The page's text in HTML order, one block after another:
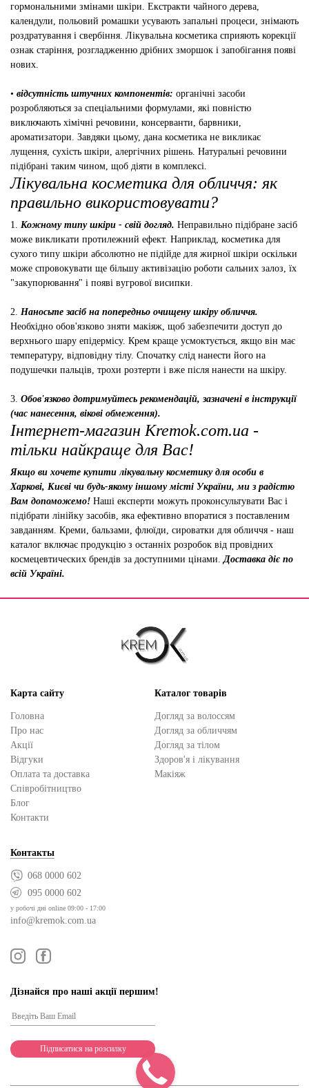
гормональними змінами шкіри. Екстракти чайного дерева,
календули, польовий ромашки усувають запальні процеси, знімають
роздратування і свербіння. Лікувальна косметика сприяють корекції
ознак старіння, розгладженню дрібних зморшок і запобігання появі
нових.
• відсутність штучних компонентів: органічні засоби
розробляються за спеціальними формулами, які повністю
виключають хімічні речовини, консерванти, барвники,
ароматизатори. Завдяки цьому, дана косметика не викликає
лущення, сухість шкіри, алергічних рішень. Натуральні речовини
підібрані таким чином, щоб діяти в комплексі.
Лікувальна косметика для обличчя: як
правильно використовувати?
1. Кожному типу шкіри - свій догляд. Неправильно підібране засіб
може викликати протилежний ефект. Наприклад, косметика для
сухого типу шкіри абсолютно не підійде для жирної шкіри оскільки
може спровокувати ще більшу активізацію роботи сальних залоз, їх
"закупорювання" і появі вугрової висипки.
2.
Наносьте засіб на попередньо очищену шкіру обличчя.
Необхідно обов'язково зняти макіяж, щоб забезпечити доступ до
верхнього шару епідермісу. Крем краще усмоктується, якщо він має
температуру, відповідну тілу. Спочатку слід нанести його на
подушечки пальців, трохи розтерти і вже після нанести на шкіру.
3. Обов'язково дотримуйтесь рекомендацій, зазначені в інструкції
(час нанесення, вікові обмеження).
Інтернет-магазин Kremok.com.ua -
тільки найкраще для Вас!
Якщо ви хочете купити лікувальну косметику для особи в
Харкові, Києві чи будь-якому іншому місті України, ми з радістю
Вам допоможемо! Наші експерти можуть проконсультувати Вас і
підібрати лінійку засобів, яка ефективно впоратися з поставленим
завданням. Креми, бальзами, флюїди, сироватки для обличчя - наш
каталог включає продукцію з останніх розробок від провідних
космецевтических брендів за доступними цінами.
Доставка діє по
всій Україні.
Карта сайту
Головна
Про нас
Акції
Відгуки
Оплата та доставка
Cпівробітництво
Блог
Контакти
Каталог товарів
Догляд за волоссям
Догляд за обличчям
Догляд за тілом
Здоров'я і лікування
Макіяж
Контакты
068 0000 602
095 0000 602
у робочі дні online 09:00 - 17:00
info@kremok.com.ua
Дізнайся про наші акції першим!